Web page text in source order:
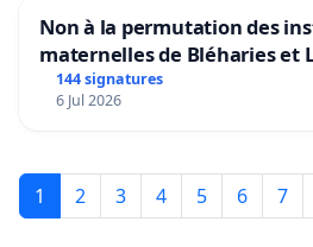
Non à la permutation des
maternelles de Bléharies et
Préservons la stabilité de
144 signatures
6 Jul 2026
1 2 3 4 5 6 7